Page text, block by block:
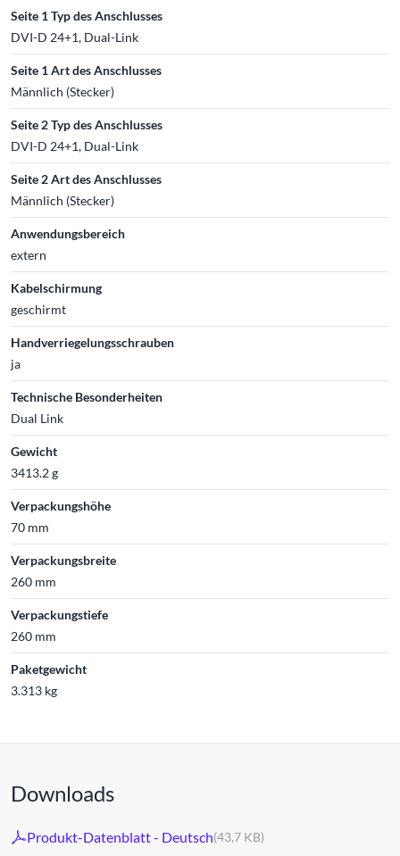
Seite 1 Typ des Anschlusses
DVI-D 24+1, Dual-Link
Seite 1 Art des Anschlusses
Männlich (Stecker)
Seite 2 Typ des Anschlusses
DVI-D 24+1, Dual-Link
Seite 2 Art des Anschlusses
Männlich (Stecker)
Anwendungsbereich
extern
Kabelschirmung
geschirmt
Handverriegelungsschrauben
ja
Technische Besonderheiten
Dual Link
Gewicht
3413.2 g
Verpackungshöhe
70 mm
Verpackungsbreite
260 mm
Verpackungstiefe
260 mm
Paketgewicht
3.313 kg
Downloads
Produkt-Datenblatt - Deutsch(43,7 KB)